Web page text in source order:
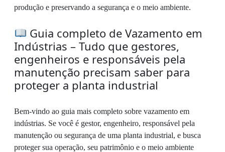
produção e preservando a segurança e o meio ambiente.
Guia completo de Vazamento em
Indústrias – Tudo que gestores,
engenheiros e responsáveis pela
manutenção precisam saber para
proteger a planta industrial
Bem-vindo ao guia mais completo sobre vazamento em
indústrias. Se você é gestor, engenheiro, responsável pela
manutenção ou segurança de uma planta industrial, e busca
proteger sua operação, seu patrimônio e o meio ambiente